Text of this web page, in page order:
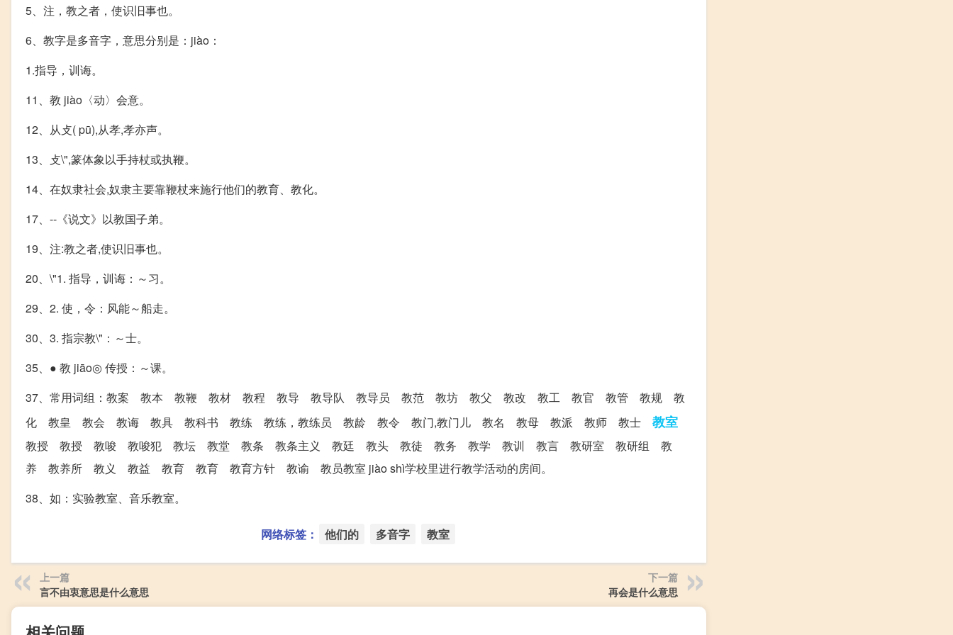
5、注，教之者，使识旧事也。
6、教字是多音字，意思分别是：jiào：
1.指导，训诲。
11、教 jiào〈动〉会意。
12、从攴( pū),从孝,孝亦声。
13、攴\",篆体象以手持杖或执鞭。
14、在奴隶社会,奴隶主要靠鞭杖来施行他们的教育、教化。
17、--《说文》以教国子弟。
19、注:教之者,使识旧事也。
20、\"1. 指导，训诲：～习。
29、2. 使，令：风能～船走。
30、3. 指宗教\"：～士。
35、● 教 jiāo◎ 传授：～课。
37、常用词组：教案 教本 教鞭 教材 教程 教导 教导队 教导员 教范 教坊 教父 教改 教工 教官 教管 教规 教
化 教皇 教会 教诲 教具 教科书 教练 教练，教练员 教龄 教令 教门,教门儿 教名 教母 教派 教师 教士 教室
教授 教授 教唆 教唆犯 教坛 教堂 教条 教条主义 教廷 教头 教徒 教务 教学 教训 教言 教研室 教研组 教
养 教养所 教义 教益 教育 教育 教育方针 教谕 教员教室 jiào shì学校里进行教学活动的房间。
38、如：实验教室、音乐教室。
网络标签： 他们的 多音字 教室
上一篇
言不由衷意思是什么意思
下一篇
再会是什么意思